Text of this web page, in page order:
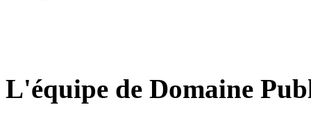
L'équipe de Domaine